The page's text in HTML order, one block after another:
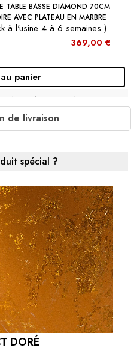
TABLE BASSE DIAMOND 70CM
AVEC PLATEAU EN MARBRE
à l'usine 4 à 6 semaines )
369,00 €
panier
TABLE BASSE ELEMENTS
AVEC PLATEAU EN
à l'usine 4 à 6 semaines )
TABLE BASSE BOUTIQUE
RONDE VERRE CRISTAL
MARBRE PIÉTEMENT NOIR
à l'usine 4 à 6 semaines )
239,00 €
panier
RONDE 80CM BLANCHE
AVEC DÉCOR MARBRE
DORÉ
à l'usine 4 à 6 semaines )
de livraison
spécial ?
DORÉ